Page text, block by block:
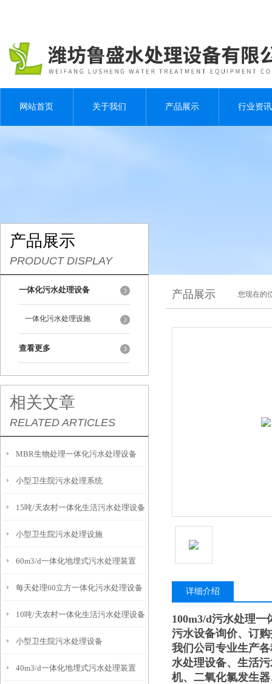
网站首页 关于我们 产品展示 行业资讯
产品展示
PRODUCT DISPLAY
一体化污水处理设备
一体化污水处理设施
查看更多
相关文章
RELATED ARTICLES
MBR生物处理一体化污水处理设备
小型卫生院污水处理系统
15吨/天农村一体化生活污水处理设备
小型卫生院污水处理设施
60m3/d一体化地埋式污水处理装置
每天处理60立方一体化污水处理设备
10吨/天农村一体化生活污水处理设备
小型卫生院污水处理设备
40m3/d一体化地埋式污水处理装置
产品展示 您现在的
详细介绍
100m3/d污水处理一
污水设备询价、订
我们公司专业生产
水处理设备、生活
机、二氧化氯发生